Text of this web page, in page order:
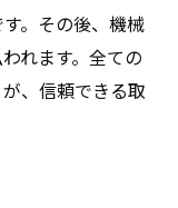
。その後、機械
れます。全ての
、信頼できる取